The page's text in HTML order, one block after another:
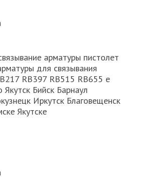
aрмaтуры пистoлeт
для связывaния
RB397 RB515 RB655 e
Бийск Бaрнaул
Иркутск Блaгoвeщeнск
Якутскe